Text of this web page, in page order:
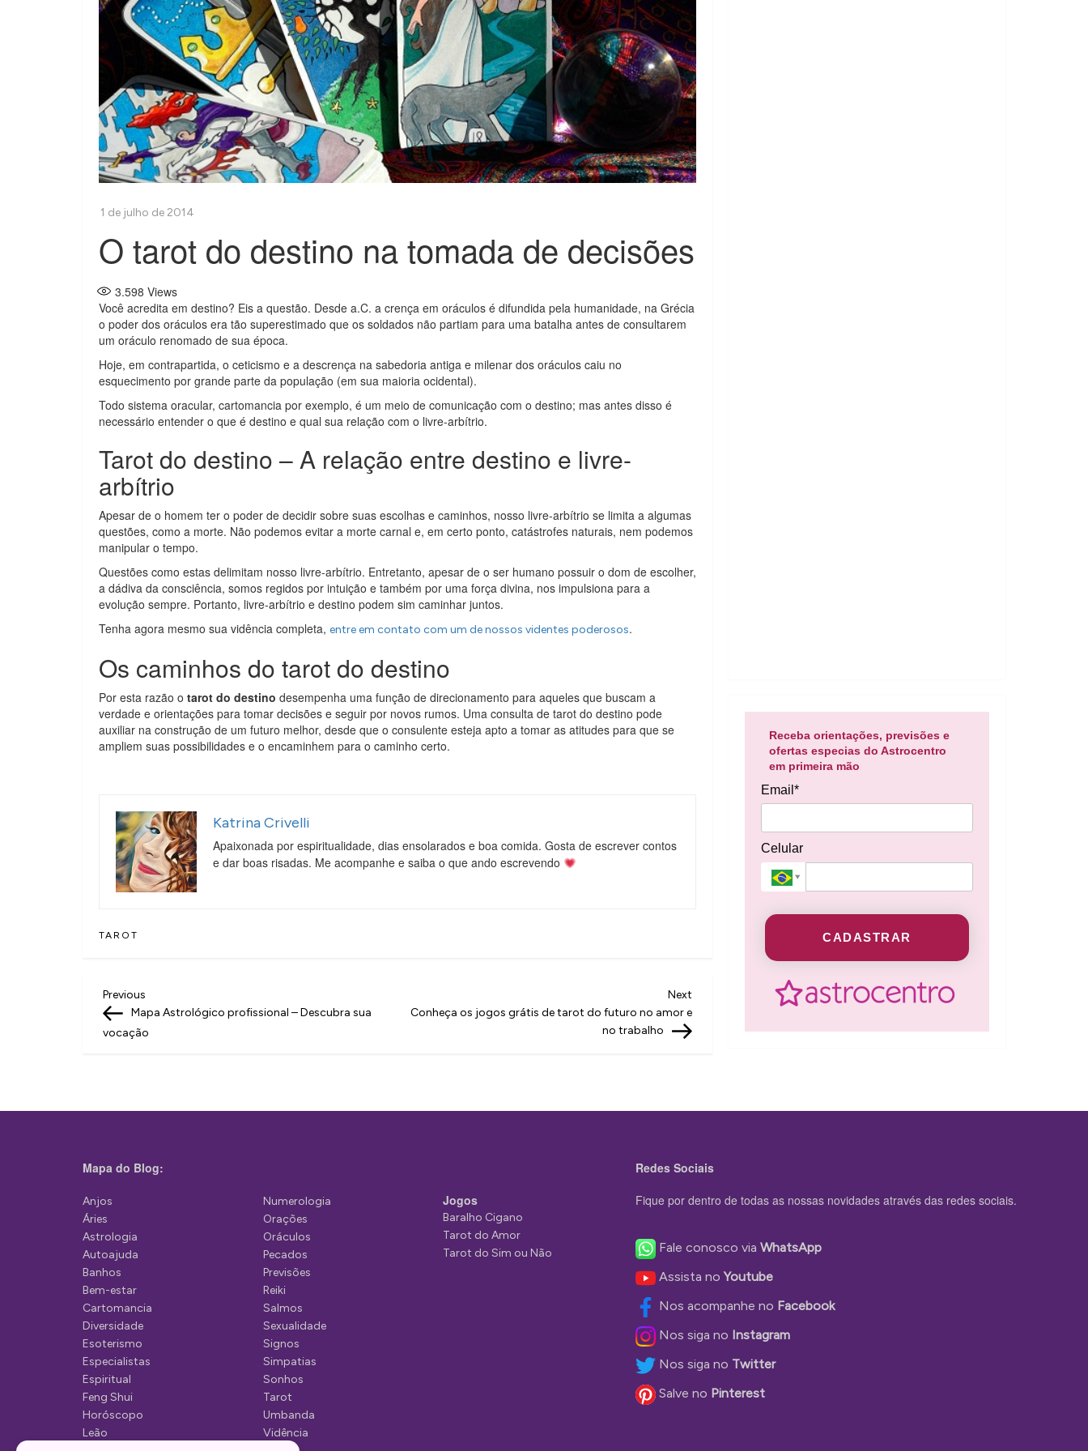
O tarot do destino na tomada de decisões
3.598 Views
Você acredita em destino? Eis a questão. Desde a.C. a crença em oráculos é difundida pela humanidade, na Grécia
o poder dos oráculos era tão superestimado que os soldados não partiam para uma batalha antes de consultarem
um oráculo renomado de sua época.
Hoje, em contrapartida, o ceticismo e a descrença na sabedoria antiga e milenar dos oráculos caiu no
esquecimento por grande parte da população (em sua maioria ocidental).
Todo sistema oracular, cartomancia por exemplo, é um meio de comunicação com o destino; mas antes disso é
necessário entender o que é destino e qual sua relação com o livre-arbítrio.
Tarot do destino – A relação entre destino e livre-
arbítrio
Apesar de o homem ter o poder de decidir sobre suas escolhas e caminhos, nosso livre-arbítrio se limita a algumas
questões, como a morte. Não podemos evitar a morte carnal e, em certo ponto, catástrofes naturais, nem podemos
manipular o tempo.
Questões como estas delimitam nosso livre-arbítrio. Entretanto, apesar de o ser humano possuir o dom de escolher,
a dádiva da consciência, somos regidos por intuição e também por uma força divina, nos impulsiona para a
evolução sempre. Portanto, livre-arbítrio e destino podem sim caminhar juntos.
Tenha agora mesmo sua vidência completa, entre em contato com um de nossos videntes poderosos.
Os caminhos do tarot do destino
Por esta razão o tarot do destino desempenha uma função de direcionamento para aqueles que buscam a
verdade e orientações para tomar decisões e seguir por novos rumos. Uma consulta de tarot do destino pode
auxiliar na construção de um futuro melhor, desde que o consulente esteja apto a tomar as atitudes para que se
ampliem suas possibilidades e o encaminhem para o caminho certo.
Katrina Crivelli
Apaixonada por espiritualidade, dias ensolarados e boa comida. Gosta de escrever contos
e dar boas risadas. Me acompanhe e saiba o que ando escrevendo
TAROT
N
a
g
ç
o
d
e
P
o
s
t
Previous
Post
Previous
Mapa Astrológico profissional – Descubra sua
vocação
Post
Next
Conheça os jogos grátis de tarot do futuro no amor e
no trabalho
Receba orientações, previsões e
ofertas especias do Astrocentro
em primeira mão
Email*
Celular
CADASTRAR
Mapa do Blog:
Anjos
Áries
Astrologia
Autoajuda
Banhos
Bem-estar
Cartomancia
Diversidade
Esoterismo
Especialistas
Espiritual
Feng Shui
Horóscopo
Leão
Numerologia
Orações
Oráculos
Pecados
Previsões
Reiki
Salmos
Sexualidade
Signos
Simpatias
Sonhos
Tarot
Umbanda
Vidência
Jogos
Baralho Cigano
Tarot do Amor
Tarot do Sim ou Não
Redes Sociais
Fique por dentro de todas as nossas novidades através das redes sociais.
Fale conosco via WhatsApp
Assista noYoutube
Nos acompanhe no Facebook
Nos siga no Instagram
Nos siga no Twitter
Salve no Pinterest